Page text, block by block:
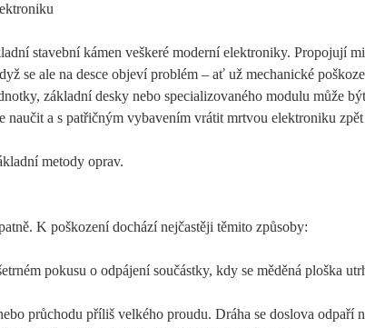
stavební kámen veškeré moderní elektroniky. Propojují
se ale na desce objeví problém – ať už mechanické
základní desky nebo specializovaného modulu může
naučit a s patřičným vybavením vrátit mrtvou elektroniku
metody oprav.
K poškození dochází nejčastěji těmito způsoby:
pokusu o odpájení součástky, kdy se měděná ploška
průchodu příliš velkého proudu. Dráha se doslova odpaří